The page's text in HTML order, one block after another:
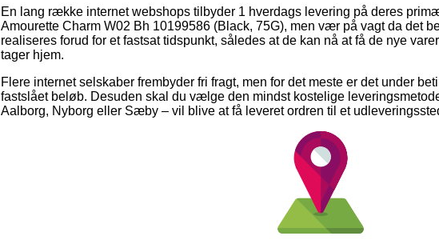
En lang række internet webshops tilbyder 1 hverdags levering på deres
Amourette Charm W02 Bh 10199586 (Black, 75G), men vær på vagt da det
realiseres forud for et fastsat tidspunkt, således at de kan nå at få de nye
tager hjem.
Flere internet selskaber frembyder fri fragt, men for det meste er det under
fastslået beløb. Desuden skal du vælge den mindst kostelige
Aalborg, Nyborg eller Sæby – vil blive at få leveret ordren til et